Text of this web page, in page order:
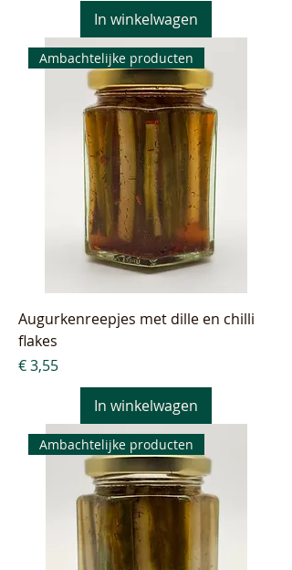
In winkelwagen
Ambachtelijke producten
Augurkenreepjes met dille en chilli
flakes
Prijs
€ 3,55
In winkelwagen
Ambachtelijke producten